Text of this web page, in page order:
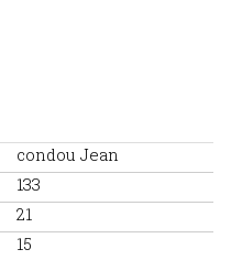
condou Jean
133
21
15